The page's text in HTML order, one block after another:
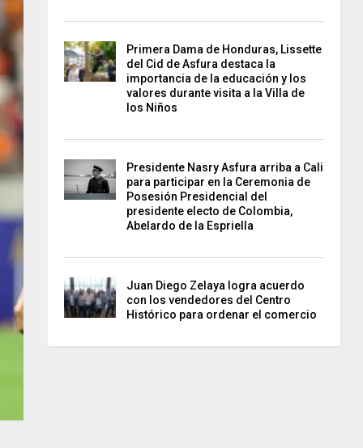
Primera Dama de Honduras, Lissette
del Cid de Asfura destaca la
importancia de la educación y los
valores durante visita a la Villa de
los Niños
Presidente Nasry Asfura arriba a Cali
para participar en la Ceremonia de
Posesión Presidencial del
presidente electo de Colombia,
Abelardo de la Espriella
Juan Diego Zelaya logra acuerdo
con los vendedores del Centro
Histórico para ordenar el comercio